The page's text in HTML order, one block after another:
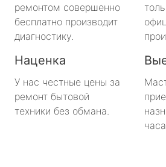
ремонтом совершенно
бесплатно производит
диагностику.
Наценка
У нас честные цены за
ремонт бытовой
техники без обмана.
часа.